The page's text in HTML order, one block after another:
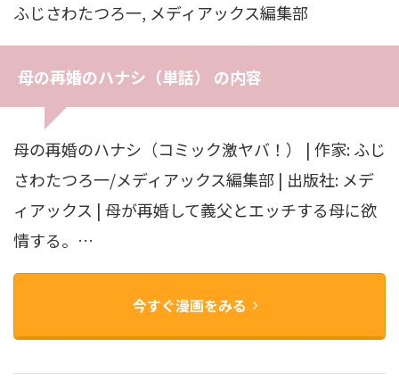
ふじさわたつろ一, メディアックス編集部
母の再婚のハナシ（単話） の内容
母の再婚のハナシ（コミック激ヤバ！） | 作家: ふじ
さわたつろ一/メディアックス編集部 | 出版社: メデ
ィアックス | 母が再婚して義父とエッチする母に欲
情する。…
今すぐ漫画をみる